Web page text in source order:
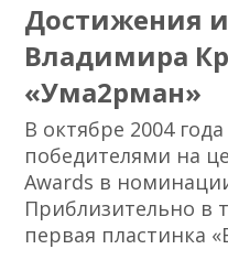
Достижения
Владимира
«Ума2рман»
В октябре 2004
победителями на
Awards в
Приблизительно в
первая пластинка